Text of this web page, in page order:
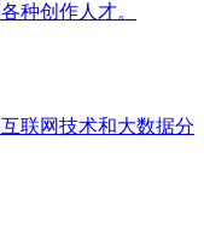
种创作人才。
联网技术和大数据分